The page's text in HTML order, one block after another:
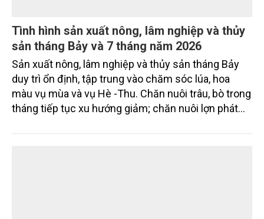
Tình hình sản xuất nông, lâm nghiệp và thủy
sản tháng Bảy và 7 tháng năm 2026
Sản xuất nông, lâm nghiệp và thủy sản tháng Bảy
duy trì ổn định, tập trung vào chăm sóc lúa, hoa
màu vụ mùa và vụ Hè -Thu. Chăn nuôi trâu, bò trong
tháng tiếp tục xu hướng giảm; chăn nuôi lợn phát
trưởng khá. Diện tích rừng trồng mới và sản lượng